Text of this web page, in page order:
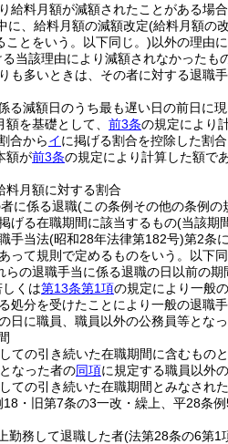
給料月額が減額されたことがある場
に、給料月額の減額改定(給料月額の
ことをいう。以下同じ。)以外の理由
る当該理由により減額されなかった
も多いときは、その者に対する退職手
る減額日のうち最も遅い日の前日に
を基礎として、 前3条の規定により
合からイに掲げる割合を控除した割
額が前3条の規定により計算した額で
料月額に対する割合
に係る退職(この条例その他の条例の
げる在職期間に該当するもの(当該期
手当法(昭和28年法律第182号)第2条
って規則で定めるものをいう。以下
の退職手当に係る退職の日以前の期
しくは第13条第1項の規定により一般
処分を受けたことにより一般の退職
日に職員、職員以外の公務員等とな
ての引き続いた在職期間に含むもの
なった者の同項に規定する職員以外
ての引き続いた在職期間とみなされた
・旧第7条の3一改・繰上、平28条
勤務して退職した者(法第28条の6第1